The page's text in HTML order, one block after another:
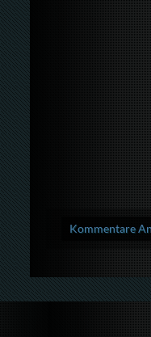
Kommentare